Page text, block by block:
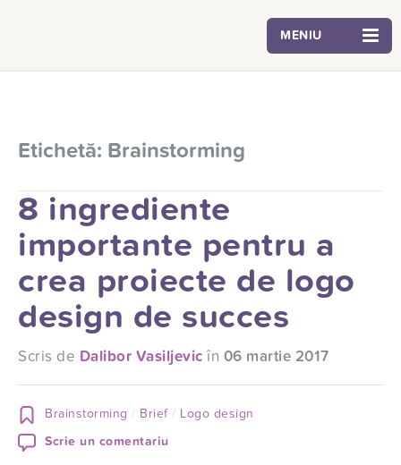
MENIU
Etichetă: Brainstorming
8 ingrediente
importante pentru a
crea proiecte de logo
design de succes
Scris de Dalibor Vasiljevic în 06 martie 2017
Brainstorming Brief
Logo design
Scrie un comentariu